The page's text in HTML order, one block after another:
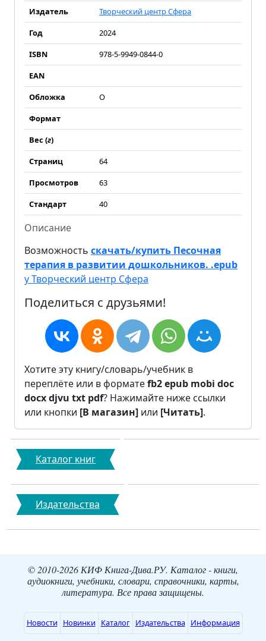
Издатель
Творческий центр Сфера
Год
2024
ISBN
978-5-9949-0844-0
EAN
Обложка
О
Формат
Вес (г)
Страниц
64
Просмотров
63
Стандарт
40
Описание
Возможность скачать/купить Песочная
терапия в развитии дошкольников. .epub
у Творческий центр Сфера
Поделиться с друзьями!
Хотите эту книгу/словарь/учебник в
переплёте или в форматеfb2epub mobi doc
docxdjvu txt pdf? Нажимайте ниже ссылки
или кнопки [В магазин] или [Читать].
Каталог книг
Издательства
© 2010-2026 КИФ Книга-Дива.РУ. Каталог - книги,
аудиокниги, учебники, словари, справочники, карты,
литература. Все права защищены.
Новости Новинки Каталог Издательства Информация